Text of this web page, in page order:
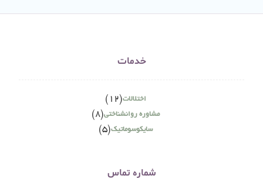
خدمات
اختلالات(12)
مشاوره روانشناختی(8)
سایکوسوماتیک(5)
شماره تماس